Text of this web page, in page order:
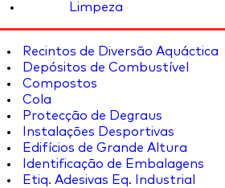
Limpeza
Recintos de Diversão Aquáctica
Depósitos de Combustível
Compostos
Cola
Protecção de Degraus
Instalações Desportivas
Edifícios de Grande Altura
Identificação de Embalagens
Etiq. Adesivas Eq. Industrial